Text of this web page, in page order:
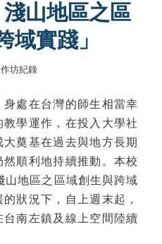
淺山地區之區
域實踐」
坊紀錄
處在台灣的師生相當幸
學運作，在投入大學社
奠基在過去與地方長期
順利地持續推動。本校
地區之區域創生與跨域
狀況下，自上週末起，
南左鎮及線上空間陸續